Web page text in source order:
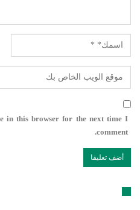
in this browser for the next time I
comment.